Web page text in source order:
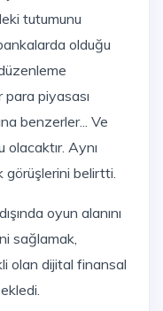
tutumunu
olduğu
para piyasası
benzerler... Ve
Aynı
görüşlerini belirtti.
sağlamak,
olan dijital finansal